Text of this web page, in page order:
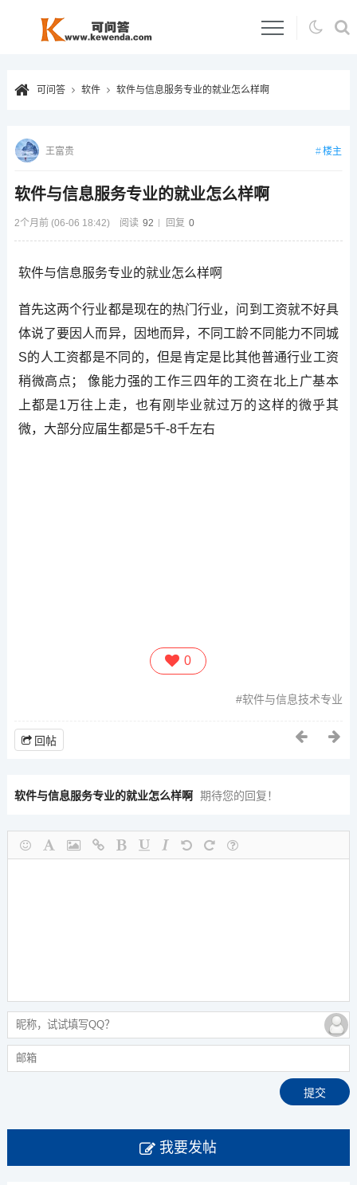
可问答 软件 软件与信息服务专业的就业怎么样啊
软件与信息服务专业的就业怎么样啊
2个月前 (06-06 18:42) 阅读 92 回复 0
王富贵 楼主
软件与信息服务专业的就业怎么样啊
首先这两个行业都是现在的热门行业，问到工资就不好具
体说了要因人而异，因地而异，不同工龄不同能力不同城
S的人工资都是不同的，但是肯定是比其他普通行业工资
稍微高点； 像能力强的工作三四年的工资在北上广基本
上都是1万往上走，也有刚毕业就过万的这样的微乎其
微，大部分应届生都是5千-8千左右
0
软件与信息技术专业
回帖
软件与信息服务专业的就业怎么样啊 期待您的回复！
我要发帖